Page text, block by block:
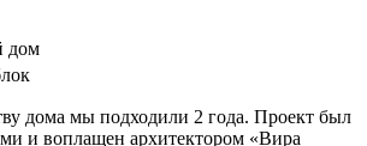
дом
дома мы подходили 2 года. Проект был
и воплащен архитектором «Вира